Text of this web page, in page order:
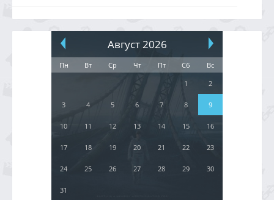
Август 2026
Пн Вт Ср Чт Пт Сб
Вс
1
2
3 4 5 6 7 8 9
10 11 12 13 14 15 16
17 18 19 20 21 22 23
24 25 26 27 28 29 30
31